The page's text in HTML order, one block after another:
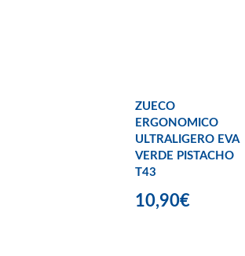
ZUECO
ERGONOMICO
ULTRALIGERO EVA
VERDE PISTACHO
T43
10,90€